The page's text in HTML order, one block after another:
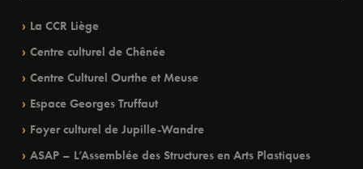
La CCR Liège
Centre culturel de Chênée
Centre Culturel Ourthe et Meuse
Espace Georges Truffaut
Foyer culturel de Jupille-Wandre
ASAP – L’Assemblée des Structures en Arts Plastiques